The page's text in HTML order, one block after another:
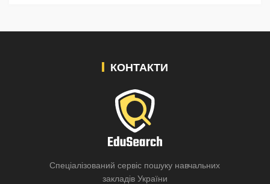
КОНТАКТИ
Спеціалізований сервіс пошуку навчальних
закладів України